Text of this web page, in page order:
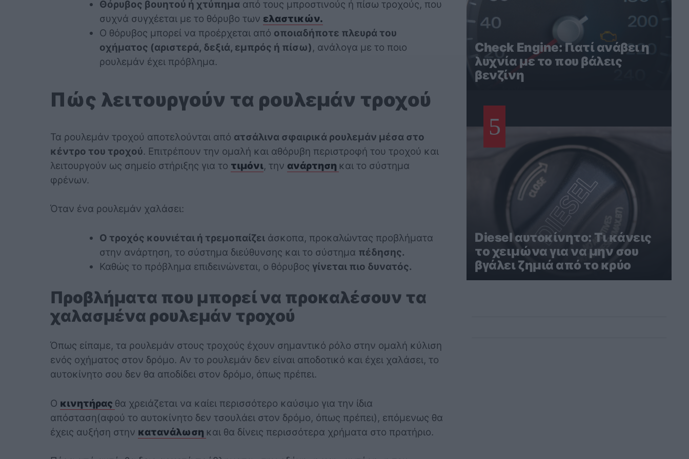
Θόρυβος βουητού ή χτύπημα από τους μπροστινούς ή πίσω τροχούς, που
συχνά συγχέεται με το θόρυβο των ελαστικών.
Ο θόρυβος μπορεί να προέρχεται από οποιαδήποτε πλευρά του
οχήματος (αριστερά, δεξιά, εμπρός ή πίσω), ανάλογα με το ποιο
ρουλεμάν έχει πρόβλημα.
Πώς λειτουργούν τα ρουλεμάν τροχού
Τα ρουλεμάν τροχού αποτελούνται από ατσάλινα σφαιρικά ρουλεμάν μέσα στο
κέντρο του τροχού. Επιτρέπουν την ομαλή και αθόρυβη περιστροφή του τροχού και
λειτουργούν ως σημείο στήριξης για το τιμόνι, την ανάρτηση και το σύστημα
φρένων.
Όταν ένα ρουλεμάν χαλάσει:
Ο τροχός κουνιέται ή τρεμοπαίζει άσκοπα, προκαλώντας προβλήματα
στην ανάρτηση, το σύστημα διεύθυνσης και το σύστημα πέδησης.
Καθώς το πρόβλημα επιδεινώνεται, ο θόρυβος γίνεται πιο δυνατός.
Προβλήματα που μπορεί να προκαλέσουν τα
χαλασμένα ρουλεμάν τροχού
Όπως είπαμε, τα ρουλεμάν στους τροχούς έχουν σημαντικό ρόλο στην ομαλή κύλιση
ενός οχήματος στον δρόμο. Αν το ρουλεμάν δεν είναι αποδοτικό και έχει χαλάσει, το
αυτοκίνητο σου δεν θα αποδίδει στον δρόμο, όπως πρέπει.
Ο κινητήρας θα χρειάζεται να καίει περισσότερο καύσιμο για την ίδια
απόσταση(αφού το αυτοκίνητο δεν τσουλάει στον δρόμο, όπως πρέπει), επόμενως θα
έχεις αυξήση στην κατανάλωση και θα δίνεις περισσότερα χρήματα στο πρατήριο.
Check Engine: Γιατί ανάβει η
λυχνία με το που βάλεις
βενζίνη
5
Diesel αυτοκίνητο: Τι κάνεις
το χειμώνα για να μην σου
βγάλει ζημιά από το κρύο